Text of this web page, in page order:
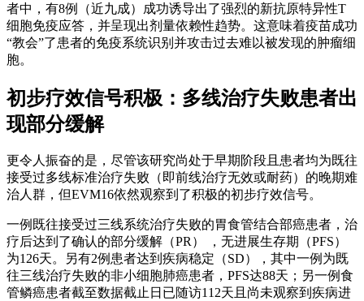
者中，有8例（近九成）成功诱导出了强烈的新抗原特异性T
细胞免疫应答，并呈现出剂量依赖性趋势。这意味着疫苗成功
“教会”了患者的免疫系统识别并攻击过去难以被发现的肿瘤细
胞。
初步疗效信号积极：多线治疗失败患者出
现部分缓解
更令人振奋的是，尽管该研究尚处于早期阶段且患者均为既往
接受过多线标准治疗失败（即前线治疗无效或耐药）的晚期难
治人群，但EVM16依然观察到了积极的初步疗效信号。
一例既往接受过三线系统治疗失败的胃食管结合部癌患者，治
疗后达到了确认的部分缓解（PR） ，无进展生存期（PFS）
为126天。另有2例患者达到疾病稳定（SD），其中一例为既
往三线治疗失败的非小细胞肺癌患者，PFS达88天；另一例食
管鳞癌患者截至数据截止日已随访112天且尚未观察到疾病进